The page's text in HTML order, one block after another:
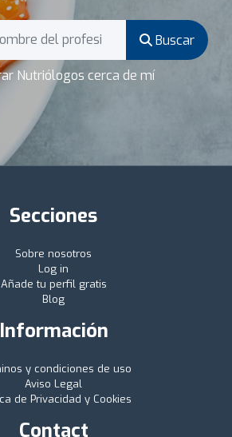
Buscar
Nutriólogos cerca de mí
Secciones
Sobre nosotros
Log in
Añade tu perfil gratis
Blog
Información
y condiciones de uso
Aviso Legal
de Privacidad y Cookies
Contact